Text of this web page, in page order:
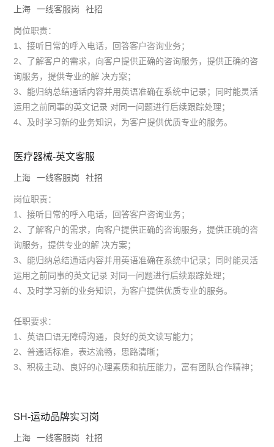
上海 一线客服岗 社招
岗位职责：
1、接听日常的呼入电话，回答客户咨询业务；
2、了解客户的需求，向客户提供正确的咨询服务，提供正确的咨
询服务，提供专业的解 决方案；
3、能归纳总结通话内容并用英语准确在系统中记录；同时能灵活
运用之前同事的英文记录 对同一问题进行后续跟踪处理；
4、及时学习新的业务知识，为客户提供优质专业的服务。
医疗器械-英文客服
上海 一线客服岗 社招
岗位职责：
1、接听日常的呼入电话，回答客户咨询业务；
2、了解客户的需求，向客户提供正确的咨询服务，提供正确的咨
询服务，提供专业的解 决方案；
3、能归纳总结通话内容并用英语准确在系统中记录；同时能灵活
运用之前同事的英文记录 对同一问题进行后续跟踪处理；
4、及时学习新的业务知识，为客户提供优质专业的服务。
任职要求：
1、英语口语无障碍沟通，良好的英文读写能力；
2、普通话标准，表达流畅，思路清晰；
3、积极主动、良好的心理素质和抗压能力，富有团队合作精神；
SH-运动品牌实习岗
上海 一线客服岗 社招